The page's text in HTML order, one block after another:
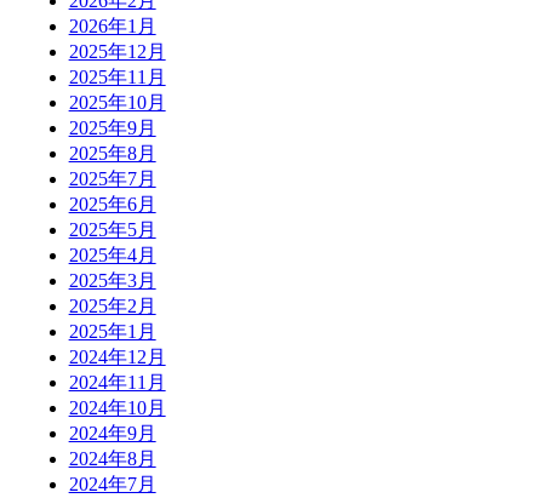
2026年1月
2025年12月
2025年11月
2025年10月
2025年9月
2025年8月
2025年7月
2025年6月
2025年5月
2025年4月
2025年3月
2025年2月
2025年1月
2024年12月
2024年11月
2024年10月
2024年9月
2024年8月
2024年7月